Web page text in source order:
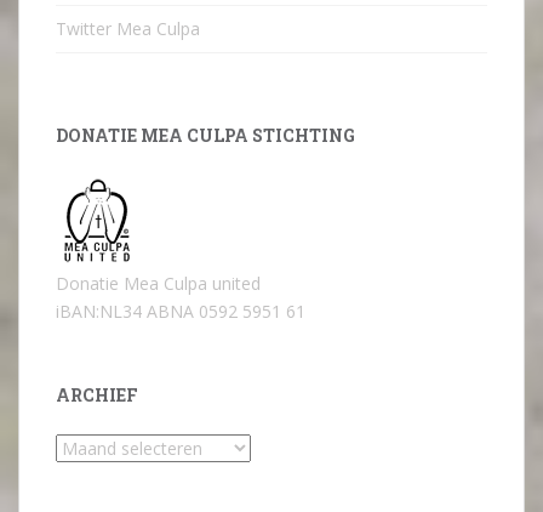
Twitter Mea Culpa
DONATIE MEA CULPA STICHTING
Donatie Mea Culpa united
iBAN:NL34 ABNA 0592 5951 61
ARCHIEF
Archief